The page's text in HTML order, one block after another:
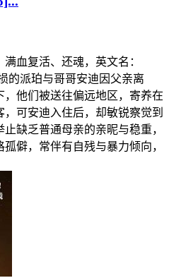
血复活、还魂，英文名：
的派珀与哥哥安迪因父亲离
他们被送往偏远地区，寄养在
可安迪入住后，却敏锐察觉到
缺乏普通母亲的亲昵与稳重，
僻，常伴有自残与暴力倾向，